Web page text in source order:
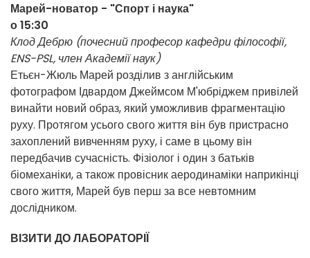
Марей-новатор - "Спорт і наука"
о 15:30
Клод Дебрю (почесний професор кафедри філософії,
ENS-PSL, член Академії наук)
Етьєн-Жюль Марей розділив з англійським
фотографом Ідвардом Джеймсом М'юбріджем привілей
винайти новий образ, який уможливив фрагментацію
руху. Протягом усього свого життя він був пристрасно
захоплений вивченням руху, і саме в цьому він
передбачив сучасність. Фізіолог і один з батьків
біомеханіки, а також провісник аеродинаміки наприкінці
свого життя, Марей був перш за все невтомним
дослідником.
ВІЗИТИ ДО ЛАБОРАТОРІЇ